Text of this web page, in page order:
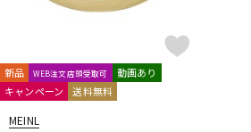
新品 WEB注文店頭受取可
動画あり
キャンペーン
送料無料
MEINL